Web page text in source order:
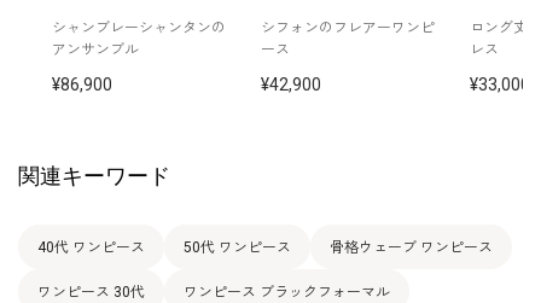
裏地：キュプラ100％
シャンブレーシャンタンの
アンサンブル
86,900
シフォンのフレアーワンピ
ース
42,900
ロング丈
レス
33,000
関連キーワード
40代 ワンピース 50代 ワンピース 骨格ウェーブ ワンピース
ワンピース 30代 ワンピース ブラックフォーマル